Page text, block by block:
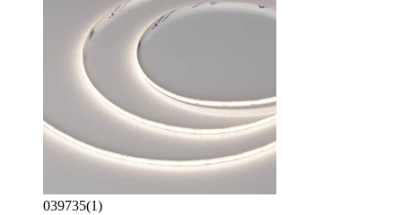
039735(1)